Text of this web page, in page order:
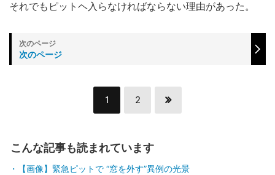
それでもピットヘ入らなければならない理由があった。
次のページ
1 2
こんな記事も読まれています
【画像】緊急ピットで “窓を外す”異例の光景